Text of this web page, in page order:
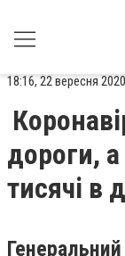
18:16, 22 вересня
дороги,
тисячі в